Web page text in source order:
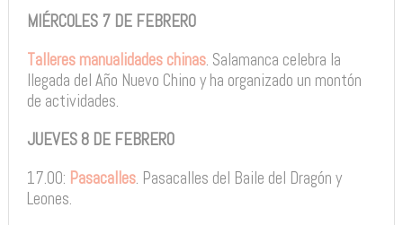
MIÉRCOLES 7 DE FEBRERO
Talleres manualidades chinas. Salamanca celebra la
llegada del Año Nuevo Chino y ha organizado un montón
de actividades.
JUEVES 8 DE FEBRERO
17.00: Pasacalles. Pasacalles del Baile del Dragón y
Leones.